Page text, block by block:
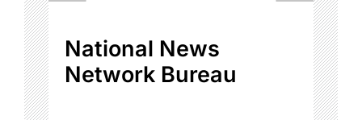
National News
Network Bureau